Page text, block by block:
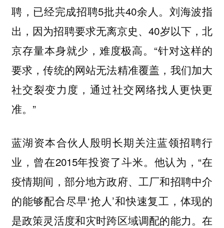
聘，已经完成招聘5批共40余人。刘海波指
出，因为招聘要求无离京史、40岁以下，北
京存量本身就少，难度极高。“针对这样的
要求，传统的网站无法精准覆盖，我们加大
社交裂变力度，通过社交网络找人更快更
准。”
蓝湖资本合伙人殷明长期关注蓝领招聘行
业，曾在2015年投资了斗米。他认为，“在
疫情期间，部分地方政府、工厂和招聘中介
的能够配合尽早‘抢人’和快速复工，体现的
是政策灵活度和灾时跨区域调配的能力。在